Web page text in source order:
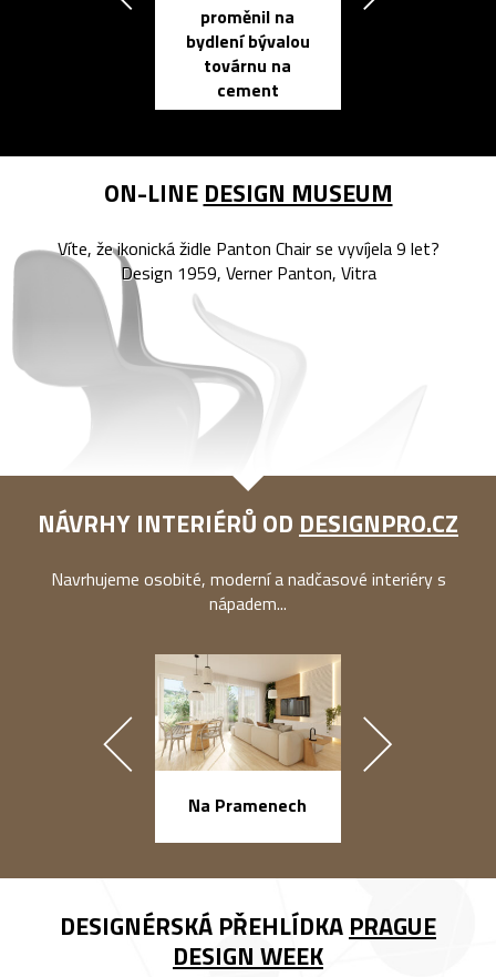
proměnil na
bydlení bývalou
továrnu na
cement
ON-LINE DESIGN MUSEUM
Víte, že ikonická židle Panton Chair se vyvíjela 9 let?
Design 1959, Verner Panton, Vitra
NÁVRHY INTERIÉRŮ OD DESIGNPRO.CZ
Navrhujeme osobité, moderní a nadčasové interiéry s
nápadem...
Na Pramenech
DESIGNÉRSKÁ PŘEHLÍDKA PRAGUE
DESIGN WEEK